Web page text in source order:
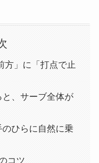
方」に「打点で止
、サーブ全体が
ひらに自然に乗
コツ